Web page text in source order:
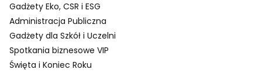
Gadżety Eko, CSR i ESG
Administracja Publiczna
Gadżety dla Szkół i Uczelni
Spotkania biznesowe VIP
Święta i Koniec Roku